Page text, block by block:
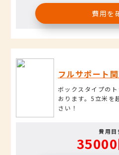
費用を
フルサポート
ボックスタイプの
おります。5立米を
さい！
費用目